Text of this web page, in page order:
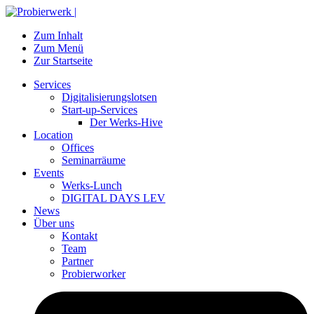
Zum Inhalt
Zum Menü
Zur Startseite
Services
Digitalisierungslotsen
Start-up-Services
Der Werks-Hive
Location
Offices
Seminarräume
Events
Werks-Lunch
DIGITAL DAYS LEV
News
Über uns
Kontakt
Team
Partner
Probierworker